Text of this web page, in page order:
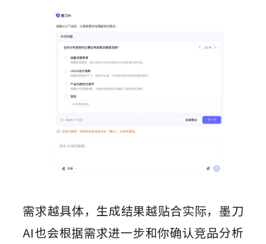
需求越具体，生成结果越贴合实际，墨刀
AI也会根据需求进一步和你确认竞品分析